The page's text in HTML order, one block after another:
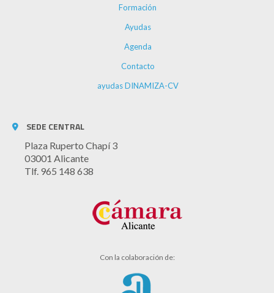
Formación
Ayudas
Agenda
Contacto
ayudas DINAMIZA-CV
SEDE CENTRAL
Plaza Ruperto Chapí 3
03001 Alicante
Tlf. 965 148 638
Con la colaboración de: